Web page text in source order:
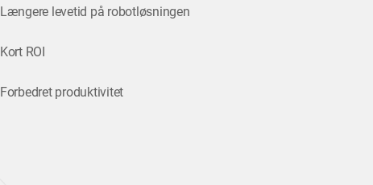
Længere levetid på robotløsningen
Kort ROI
Forbedret produktivitet